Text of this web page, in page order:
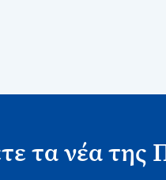
τα νέα της